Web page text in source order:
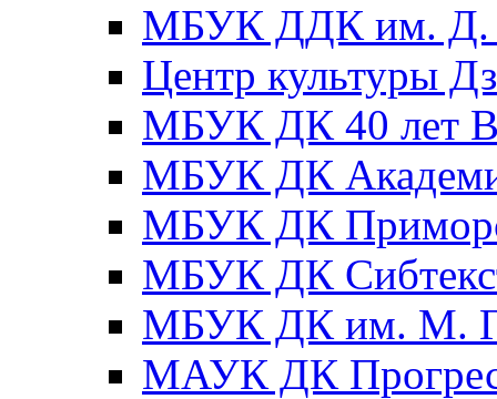
МБУК ДДК им. Д.
Центр культуры
МБУК ДК 40 лет
МБУК ДК
МБУК ДК
МБУК ДК
МБУК ДК им. М.
МАУК ДК